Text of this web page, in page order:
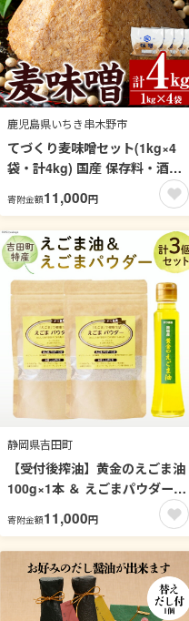
鹿児島県いちき串木野市
てづくり麦味噌セット(1kg×4
袋・計4kg) 国産 保存料・酒精
等不使用 鹿児島 麦 麦みそ むぎ
味噌 味噌汁 みそ汁 てづくり 麹
こうじ 調味料 加工品 加工食品
栄養 健康【松藤味噌醤油醸造
工場】【00-128-01】
寄附金額11,000円
静岡県吉田町
【受付後搾油】黄金のえごま油
100g×1本 ＆ えごまパウダー
100g×2袋 セット [かつ農園 静
岡県 吉田町 22424134] 国産 エ
ゴマ油 えごま油 荏胡麻油 エゴ
マ えごま 荏胡麻
寄附金額11,000円